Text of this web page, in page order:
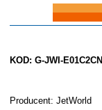
Do koszyka
KOD: G-JWI-E01C2CN
Producent: JetWorld